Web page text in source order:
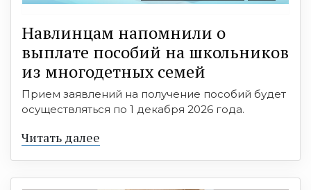
Навлинцам напомнили о
выплате пособий на школьников
из многодетных семей
Прием заявлений на получение пособий будет
осуществляться по 1 декабря 2026 года.
Читать далее